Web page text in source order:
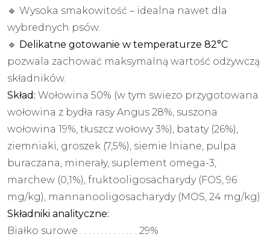
🔹 Wysoka smakowitość – idealna nawet dla
wybrednych psów.
🔹 Delikatne gotowanie w temperaturze 82°C
pozwala zachować maksymalną wartość odżywczą
składników.
Skład: Wołowina 50% (w tym swiezo przygotowana
wołowina z bydła rasy Angus 28%, suszona
wołowina 19%, tłuszcz wołowy 3%), bataty (26%),
ziemniaki, groszek (7,5%), siemie lniane, pulpa
buraczana, minerały, suplement omega-3,
marchew (0,1%), fruktooligosacharydy (FOS, 96
mg/kg), mannanooligosacharydy (MOS, 24 mg/kg)
Składniki analityczne:
Białko surowe . . . . . . . . . . . . . . 29%